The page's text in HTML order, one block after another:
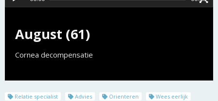
August (61)
Cornea decompensatie
Relatie specialist Advies Orienteren
Wees eerlijk